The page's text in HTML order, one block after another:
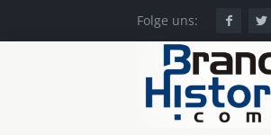
Folge uns: